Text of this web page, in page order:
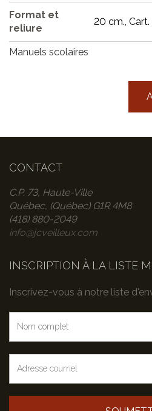
Format et
reliure
20 cm., Cart.
Manuels scolaires
CONTACT
C.P. 73, Haute-Ville
Québec, (Québec) G1R 4M8
(418) 880-2049
info@jcveilleux.com
INSCRIPTION À LA LISTE
Inscrivez-vous à notre liste